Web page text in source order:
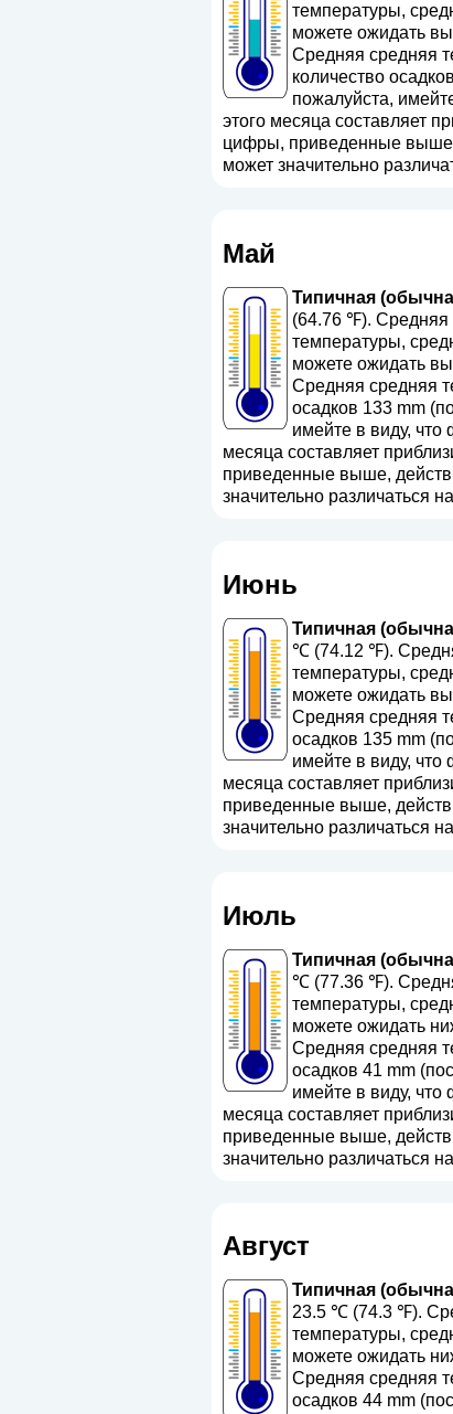
температуры,
можете ожидать
Средняя средняя
количество
пожалуйста,
этого месяца составляет
цифры, приведенные выше,
может значительно
Май
Типичная
(64.76 ℉). Средняя
температуры,
можете ожидать
Средняя средняя
осадков 133 mm (
имейте в виду, что
месяца составляет
приведенные выше,
значительно различаться
Июнь
Типичная
℃ (74.12 ℉).
температуры,
можете ожидать
Средняя средняя
осадков 135 mm (
имейте в виду, что
месяца составляет
приведенные выше,
значительно различаться
Июль
Типичная
℃ (77.36 ℉).
температуры,
можете ожидать
Средняя средняя
осадков 41 mm (
имейте в виду, что
месяца составляет
приведенные выше,
значительно различаться
Август
Типичная
23.5 ℃ (74.3 ℉).
температуры,
можете ожидать
Средняя средняя
осадков 44 mm (